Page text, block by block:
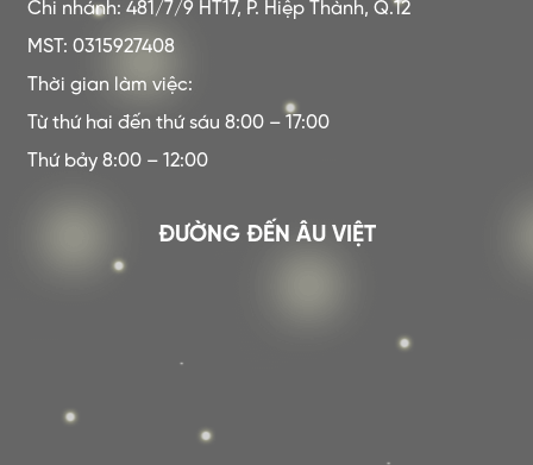
Chi nhánh: 481/7/9 HT17, P. Hiệp Thành, Q.12
MST: 0315927408
Thời gian làm việc:
Từ thứ hai đến thứ sáu 8:00 – 17:00
Thứ bảy 8:00 – 12:00
ĐƯỜNG ĐẾN ÂU VIỆT